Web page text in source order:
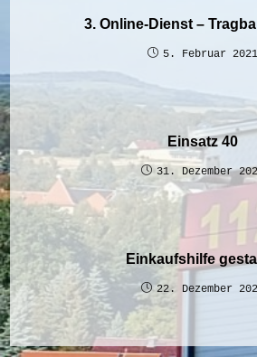
3. Online-Dienst –
5. Februar 2021
Einsatz 40
31. Dezember
Einkaufshilfe
22. Dezember